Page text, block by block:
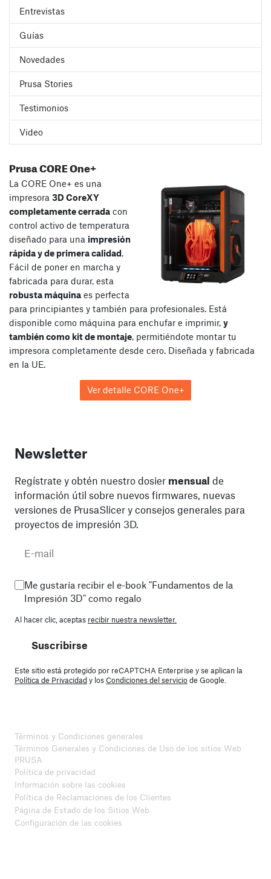
Entrevistas
Guías
Novedades
Prusa Stories
Testimonios
Video
Prusa CORE One+
La CORE One+ es una
impresora 3D CoreXY
completamente cerrada con
control activo de temperatura
diseñado para una impresión
rápida y de primera calidad.
Fácil de poner en marcha y
fabricada para durar, esta
robusta máquina es perfecta
para principiantes y también para profesionales. Está
disponible como máquina para enchufar e imprimir, y
también como kit de montaje, permitiéndote montar tu
impresora completamente desde cero. Diseñada y fabricada
en la UE.
Ver detalle CORE One+
Newsletter
Regístrate y obtén nuestro dosier mensual de
información útil sobre nuevos firmwares, nuevas
versiones de PrusaSlicer y consejos generales para
proyectos de impresión 3D.
Me gustaría recibir el e-book "Fundamentos de la
Impresión 3D" como regalo
Al hacer clic, aceptas recibir nuestra newsletter.
Suscribirse
Este sitio está protegido por reCAPTCHA Enterprise y se aplican la
Política de Privacidady losCondiciones del serviciode Google.
Términos y Condiciones generales
Términos Generales y Condiciones de Uso de los sitios Web
PRUSA
Política de privacidad
Información sobre las cookies
Política de Reclamaciones de los Clientes
Página de Estado de los Sitios Web
Configuración de las cookies